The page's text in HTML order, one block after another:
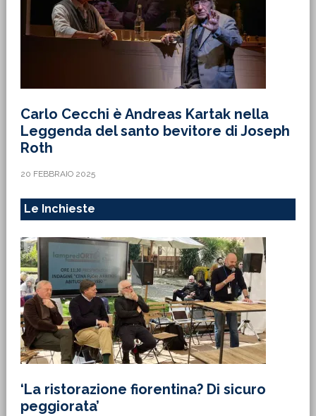
Carlo Cecchi è Andreas Kartak nella
Leggenda del santo bevitore di Joseph
Roth
20 FEBBRAIO 2025
Le Inchieste
‘La ristorazione fiorentina? Di sicuro
peggiorata’